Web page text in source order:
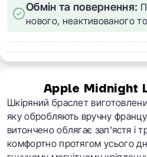
Обмін та повернення:
нового, неактивованого
Apple Midnight
Шкіряний браслет
яку обробляють вручну
витончено облягає зап'ястя і
комфортно протягом усього